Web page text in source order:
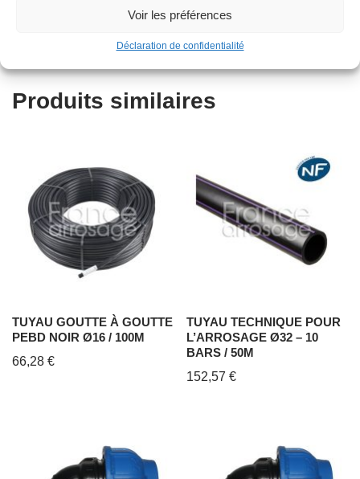
Voir les préférences
Déclaration de confidentialité
Diamètre nominal : 50 mm
Produits similaires
TUYAU GOUTTE À GOUTTE
PEBD NOIR Ø16 / 100M
66,28 €
TUYAU TECHNIQUE POUR
L’ARROSAGE Ø32 – 10
BARS / 50M
152,57€